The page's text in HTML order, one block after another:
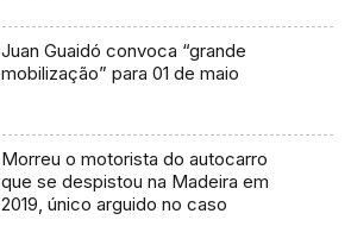
Juan Guaidó convoca “grande
mobilização” para 01 de maio
Morreu o motorista do autocarro
que se despistou na Madeira em
2019, único arguido no caso